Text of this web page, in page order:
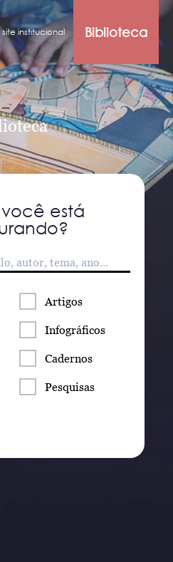
institucional Biblioteca
está
Artigos
Infográficos
Cadernos
Pesquisas